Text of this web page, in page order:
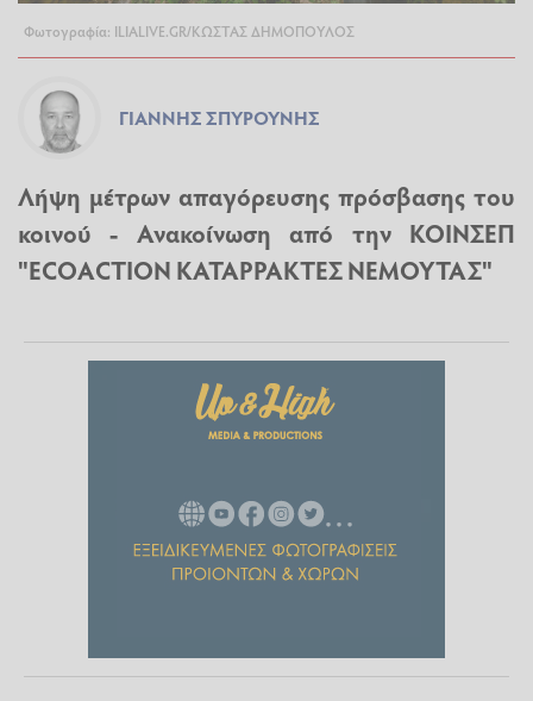
Φωτογραφία: ILIALIVE.GR/ΚΩΣΤΑΣ ΔΗΜΟΠΟΥΛΟΣ
ΓΙΆΝΝΗΣ ΣΠΥΡΟΎΝΗΣ
Λήψη μέτρων απαγόρευσης πρόσβασης του
κοινού - Ανακοίνωση από την ΚΟΙΝΣΕΠ
"ECOACTION ΚΑΤΑΡΡΑΚΤΕΣ ΝΕΜΟΥΤΑΣ"